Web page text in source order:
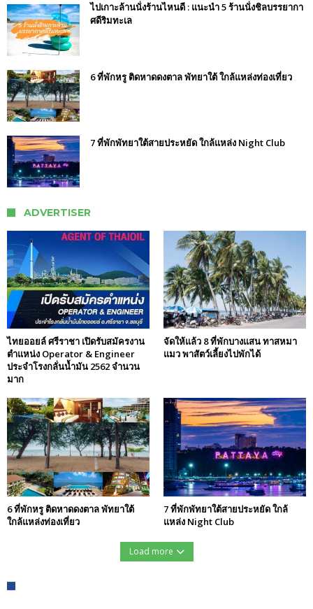
ไปเกาะล้านนั่งร้านไหนดี : แนะนำ 5 ร้านนั่งชิลบรรยากา
ศดีริมทะเล
6 ที่พักหรู ติดหาดดงตาล พัทยาใต้ ใกล้แหล่งท่องเที่ยว
7 ที่พักพัทยาใต้สายประหยัด ใกล้แหล่ง Night Club
ADVERTISER
ไทยออยล์ ศรีราชา เปิดรับสมัครงาน
ตำแหน่ง Operator & Engineer
ประจำโรงกลั่นน้ำมัน 2562 จำนวน
มาก
จัดให้แล้ว 8 ที่พักบางแสน ทาสหมา
แมว พาสัตว์เลี้ยงไปพักได้
6 ที่พักหรู ติดหาดดงตาล พัทยาใต้
ใกล้แหล่งท่องเที่ยว
7 ที่พักพัทยาใต้สายประหยัด ใกล้
แหล่ง Night Club
Load more